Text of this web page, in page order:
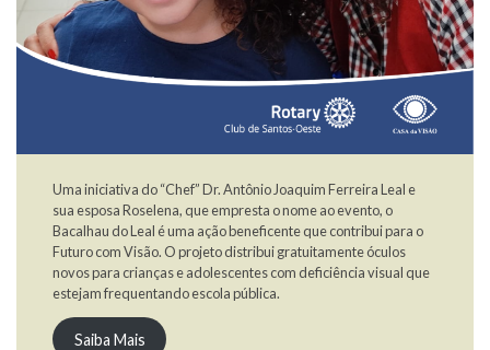
Uma iniciativa do “Chef” Dr. Antônio Joaquim Ferreira Leal e
sua esposa Roselena, que empresta o nome ao evento, o
Bacalhau do Leal é uma ação beneficente que contribui para o
Futuro com Visão. O projeto distribui gratuitamente óculos
novos para crianças e adolescentes com deficiência visual que
estejam frequentando escola pública.
Saiba Mais